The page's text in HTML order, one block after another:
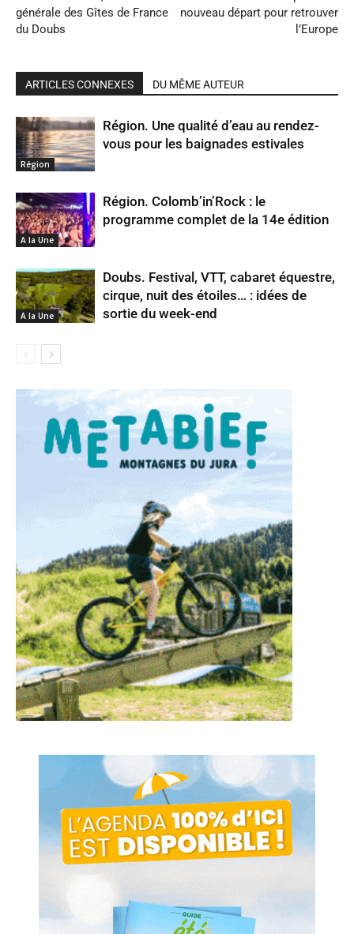
générale des Gîtes de France
du Doubs
nouveau départ pour retrouver
l’Europe
ARTICLES CONNEXES DU MÊME AUTEUR
Région
Région. Une qualité d’eau au rendez-
vous pour les baignades estivales
A la Une
Région. Colomb’in’Rock : le
programme complet de la 14e édition
A la Une
Doubs. Festival, VTT, cabaret équestre,
cirque, nuit des étoiles… : idées de
sortie du week-end